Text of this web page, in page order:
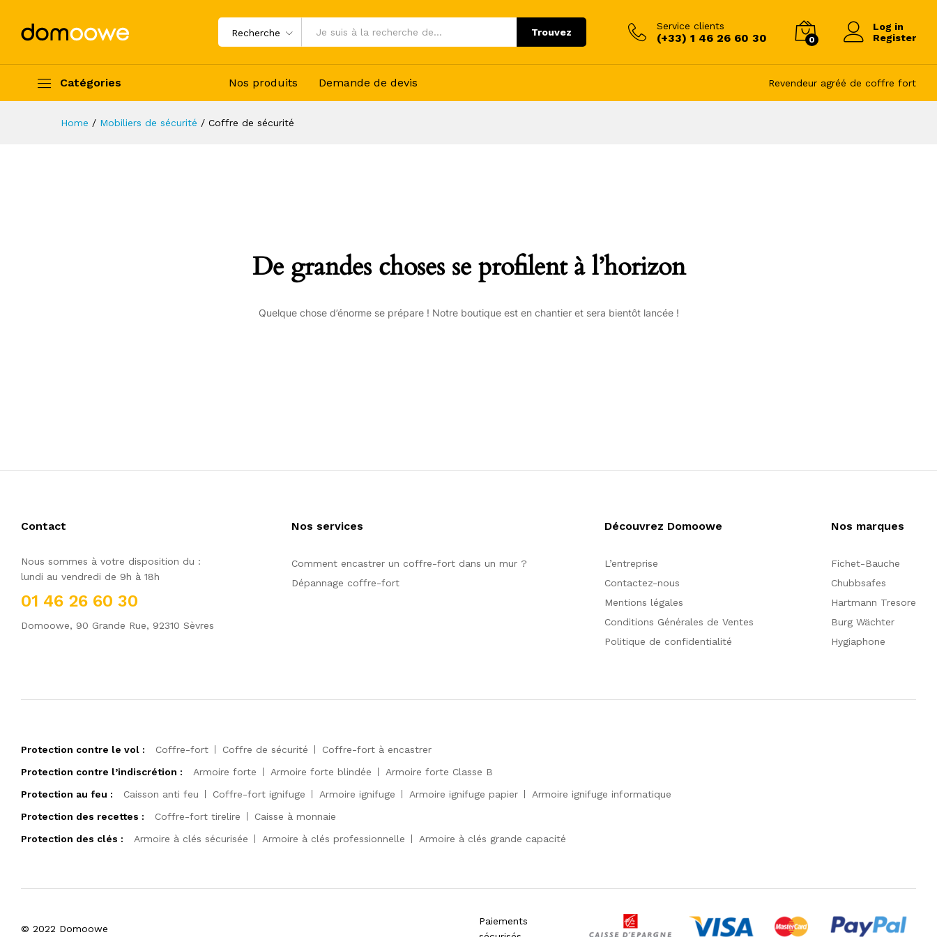
Recherche Trouvez
Service clients
(+33) 1 46 26 60 30 0
Log in
Register
Catégories Nos produits Demande de devis Revendeur agréé de coffre fort
Home / Mobiliers de sécurité / Coffre de sécurité
De grandes choses se profilent à l’horizon
Quelque chose d’énorme se prépare ! Notre boutique est en chantier et sera bientôt lancée !
Contact
Nous sommes à votre disposition du :
lundi au vendredi de 9h à 18h
01 46 26 60 30
Domoowe, 90 Grande Rue, 92310 Sèvres
Nos services
Comment encastrer un coffre-fort dans un mur ?
Dépannage coffre-fort
Découvrez Domoowe
L’entreprise
Contactez-nous
Mentions légales
Conditions Générales de Ventes
Politique de confidentialité
Nos marques
Fichet-Bauche
Chubbsafes
Hartmann Tresore
Burg Wächter
Hygiaphone
Protection contre le vol : Coffre-fort Coffre de sécurité
Coffre-fort à encastrer
Protection contre l’indiscrétion :
Armoire forte Armoire forte blindée
Armoire forte Classe B
Protection au feu :
Caisson anti feu Coffre-fort ignifuge Armoire ignifuge Armoire ignifuge papier
Armoire ignifuge informatique
Protection des recettes :
Coffre-fort tirelire
Caisse à monnaie
Protection des clés :
Armoire à clés sécurisée Armoire à clés professionnelle Armoire à clés grande capacité
© 2022 Domoowe
Paiements